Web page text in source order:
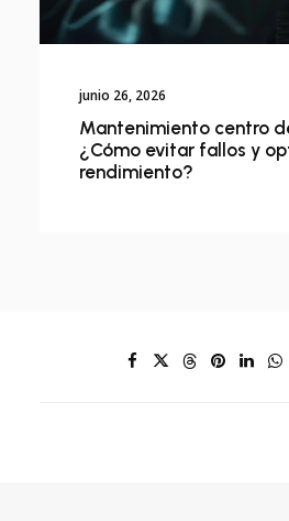
junio 26, 2026
Mantenimiento centro
¿Cómo evitar fallos y
rendimiento?